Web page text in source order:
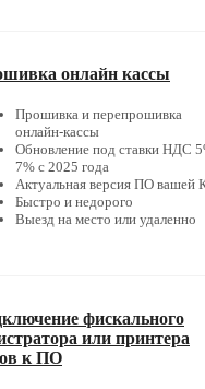
онлайн кассы
Прошивка и перепрошивка
онлайн-кассы
Обновление под ставки НДС
7% с 2025 года
Актуальная версия ПО вашей
Быстро и недорого
Выезд на место или удаленно
фискального
или принтера
к ПО